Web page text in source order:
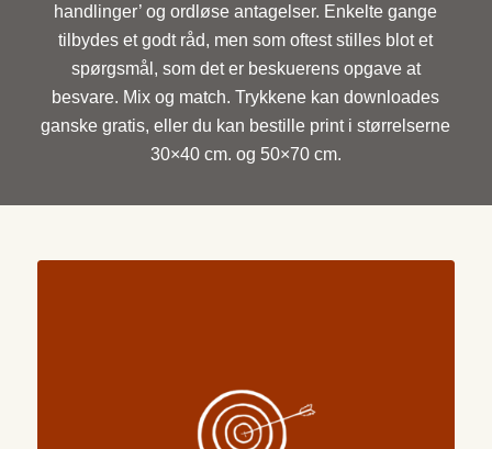
handlinger’ og ordløse antagelser. Enkelte gange
tilbydes et godt råd, men som oftest stilles blot et
spørgsmål, som det er beskuerens opgave at
besvare. Mix og match. Trykkene kan downloades
ganske gratis, eller du kan bestille print i størrelserne
30×40 cm. og 50×70 cm.